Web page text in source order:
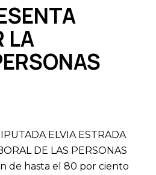
LA
ELVIA ESTRADA
DE LAS PERSONAS
de hasta el 80 por ciento